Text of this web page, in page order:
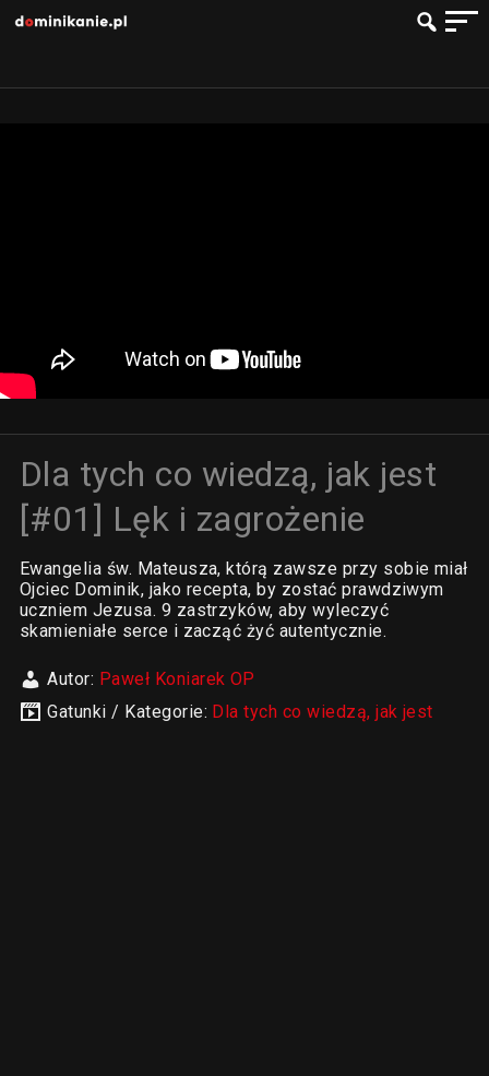
Dla tych co wiedzą, jak jest
[#01] Lęk i zagrożenie
Ewangelia św. Mateusza, którą zawsze przy sobie miał
Ojciec Dominik, jako recepta, by zostać prawdziwym
uczniem Jezusa. 9 zastrzyków, aby wyleczyć
skamieniałe serce i zacząć żyć autentycznie.
Autor: Paweł Koniarek OP
Gatunki / Kategorie: Dla tych co wiedzą, jak jest